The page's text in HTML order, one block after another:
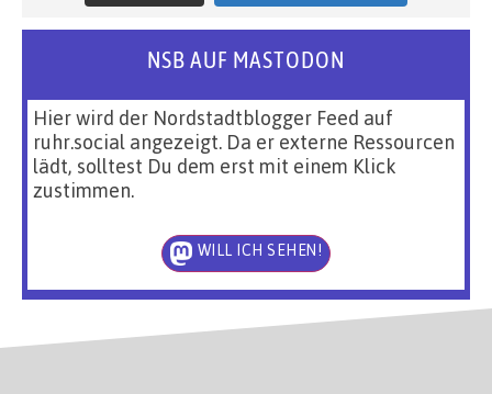
NSB AUF MASTODON
Hier wird der Nordstadtblogger Feed auf
ruhr.social angezeigt. Da er externe Ressourcen
lädt, solltest Du dem erst mit einem Klick
zustimmen.
WILL ICH SEHEN!